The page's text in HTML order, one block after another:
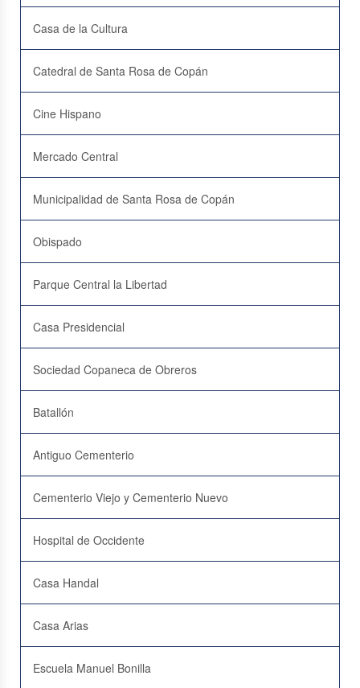
Casa de la Cultura
Catedral de Santa Rosa de Copán
Cine Hispano
Mercado Central
Municipalidad de Santa Rosa de Copán
Obispado
Parque Central la Libertad
Casa Presidencial
Sociedad Copaneca de Obreros
Batallón
Antiguo Cementerio
Cementerio Viejo y Cementerio Nuevo
Hospital de Occidente
Casa Handal
Casa Arias
Escuela Manuel Bonilla